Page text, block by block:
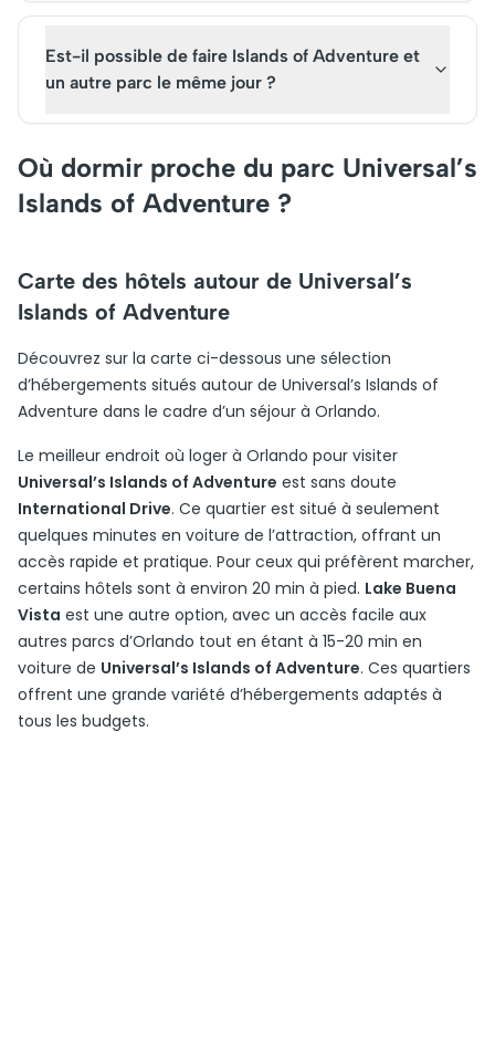
Est-il possible de faire Islands of Adventure et
un autre parc le même jour ?
Où dormir proche du parc Universal’s
Islands of Adventure ?
Carte des hôtels autour de Universal’s
Islands of Adventure
Découvrez sur la carte ci-dessous une sélection
d’hébergements situés autour de Universal’s Islands of
Adventure dans le cadre d’un séjour à Orlando.
Le meilleur endroit où loger à Orlando pour visiter
Universal’s Islands of Adventure est sans doute
International Drive. Ce quartier est situé à seulement
quelques minutes en voiture de l’attraction, offrant un
accès rapide et pratique. Pour ceux qui préfèrent marcher,
certains hôtels sont à environ 20 min à pied. Lake Buena
Vista est une autre option, avec un accès facile aux
autres parcs d’Orlando tout en étant à 15-20 min en
voiture de Universal’s Islands of Adventure. Ces quartiers
offrent une grande variété d’hébergements adaptés à
tous les budgets.